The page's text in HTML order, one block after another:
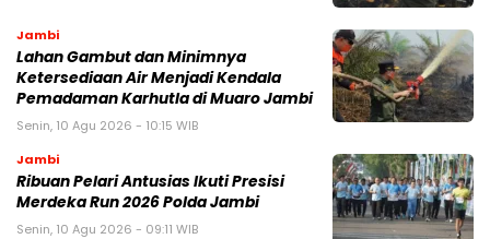
Jambi
Lahan Gambut dan Minimnya
Ketersediaan Air Menjadi Kendala
Pemadaman Karhutla di Muaro Jambi
Senin, 10 Agu 2026 - 10:15 WIB
Jambi
Ribuan Pelari Antusias Ikuti Presisi
Merdeka Run 2026 Polda Jambi
Senin, 10 Agu 2026 - 09:11 WIB